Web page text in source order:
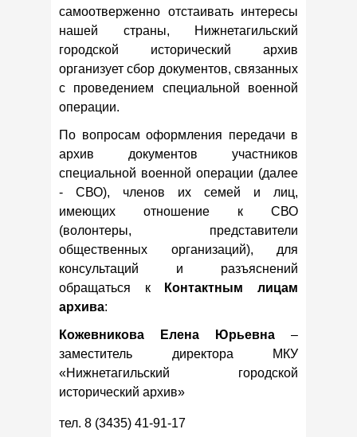
самоотверженно отстаивать интересы
нашей страны, Нижнетагильский
городской исторический архив
организует сбор документов, связанных
с проведением специальной военной
операции.
По вопросам оформления передачи в
архив документов участников
специальной военной операции (далее
- СВО), членов их семей и лиц,
имеющих отношение к СВО
(волонтеры, представители
общественных организаций), для
консультаций и разъяснений
обращаться к
Контактным лицам
архива:
Кожевникова Елена Юрьевна –
заместитель директора МКУ
«Нижнетагильский городской
исторический архив»
тел. 8 (3435) 41-91-17